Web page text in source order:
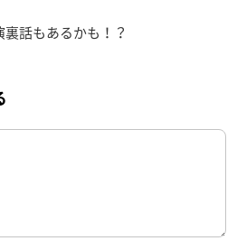
話もあるかも！？